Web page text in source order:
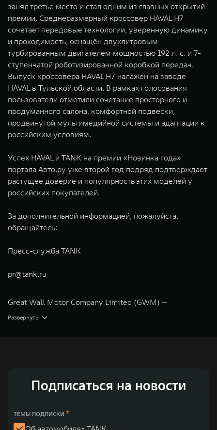
занял третье место и стал одним из главных открытий
премии. Среднеразмерный кроссовер HAVAL H7
сочетает передовые технологии, уверенную динамику
и проходимость, оснащён двухлитровым
турбированным двигателем мощностью 192 л. с. и 7-
ступенчатой роботизированной коробкой передач.
Выпуск кроссовера HAVAL H7 налажен на заводе
HAVAL в Тульской области. В рамках голосования
пользователи отметили сочетание просторного и
продуманного салона, комфортной подвески,
продвинутой мультимедийной системы и адаптации к
российским условиям.
Успех HAVAL и TANK на премии «Новинка года»
портала Авто.ру уже второй год подряд подтверждает
растущее доверие и популярность этих моделей у
российских покупателей.
За дополнительной информацией, пожалуйста,
обращайтесь:
Пресс-служба TANK
pr@tank.ru
Great Wall Motor Company Limited (GWM) —
глобальный производитель внедорожников,
2011 годах соответственно. Сфера деятельности
исследования и разработки, производство, продажу и
обслуживание автомобилей и запчастей. Значительная
Развернуть
Подписаться на новости
ТЕМЫ ПОДПИСКИ *